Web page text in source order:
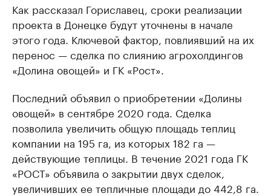
Как рассказал Гориславец, сроки реализации
проекта в Донецке будут уточнены в начале
этого года. Ключевой фактор, повлиявший на их
перенос — сделка по слиянию агрохолдингов
«Долина овощей» и ГК «Рост».
Последний объявил о приобретении «Долины
овощей» в сентябре 2020 года. Сделка
позволила увеличить общую площадь теплиц
компании на 195 га, из которых 182 га —
действующие теплицы. В течение 2021 года ГК
«РОСТ» объявила о закрытии двух сделок,
увеличивших ее тепличные площади до 442,8 га.